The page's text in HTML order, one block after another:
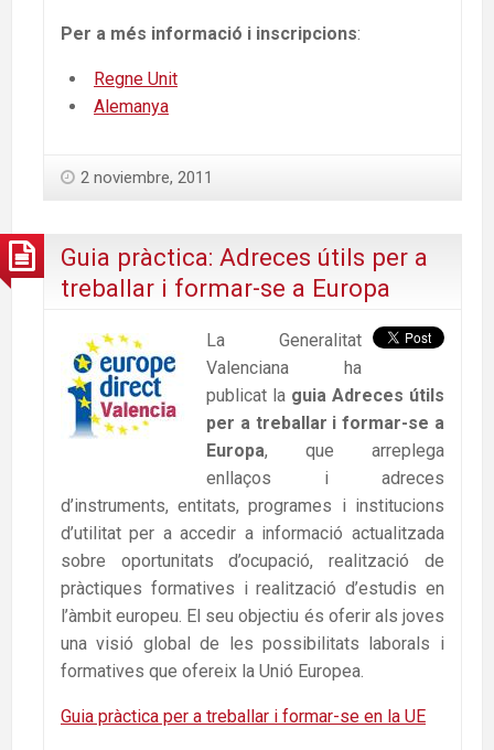
Per a més informació i inscripcions:
Regne Unit
Alemanya
2 noviembre, 2011
Guia pràctica: Adreces útils per a
treballar i formar-se a Europa
La Generalitat
Valenciana ha
publicat la guia Adreces útils
per a treballar i formar-se a
Europa, que arreplega
enllaços i adreces
d’instruments, entitats, programes i institucions
d’utilitat per a accedir a informació actualitzada
sobre oportunitats d’ocupació, realització de
pràctiques formatives i realització d’estudis en
l’àmbit europeu. El seu objectiu és oferir als joves
una visió global de les possibilitats laborals i
formatives que ofereix la Unió Europea.
Guia pràctica per a treballar i formar-se en la UE